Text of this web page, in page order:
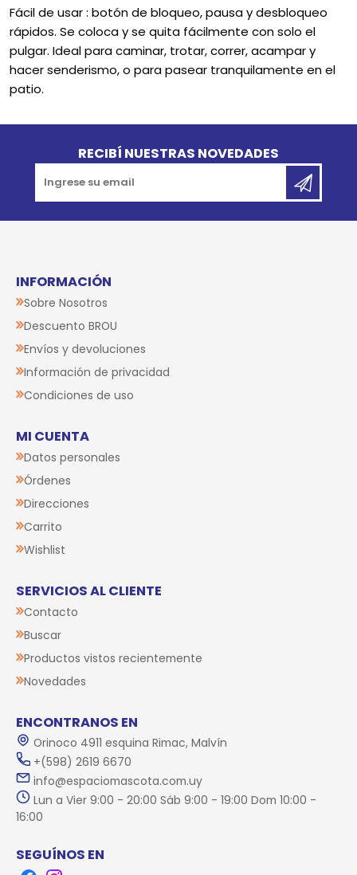
Fácil de usar : botón de bloqueo, pausa y desbloqueo
rápidos. Se coloca y se quita fácilmente con solo el
pulgar. Ideal para caminar, trotar, correr, acampar y
hacer senderismo, o para pasear tranquilamente en el
patio.
RECIBÍ NUESTRAS NOVEDADES
INFORMACIÓN
Sobre Nosotros
Descuento BROU
Envíos y devoluciones
Información de privacidad
Condiciones de uso
MI CUENTA
Datos personales
Órdenes
Direcciones
Carrito
Wishlist
SERVICIOS AL CLIENTE
Contacto
Buscar
Productos vistos recientemente
Novedades
ENCONTRANOS EN
Orinoco 4911 esquina Rimac, Malvín
+(598) 2619 6670
info@espaciomascota.com.uy
Lun a Vier 9:00 - 20:00 Sáb 9:00 - 19:00 Dom 10:00 -
16:00
SEGUÍNOS EN